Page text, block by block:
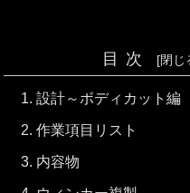
目次
設計～ボディカット編
作業項目リスト
内容物